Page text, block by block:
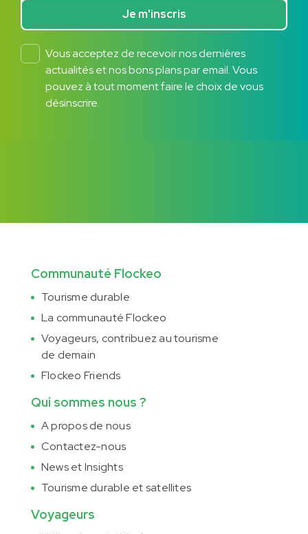
Je m'inscris
Vous acceptez de recevoir nos dernières
actualités et nos bons plans par email. Vous
pouvez à tout moment faire le choix de vous
désinscrire.
Communauté Flockeo
Tourisme durable
La communauté Flockeo
Voyageurs, contribuez au tourisme
de demain
Flockeo Friends
Qui sommes nous ?
A propos de nous
Contactez-nous
News et Insights
Tourisme durable et satellites
Voyageurs